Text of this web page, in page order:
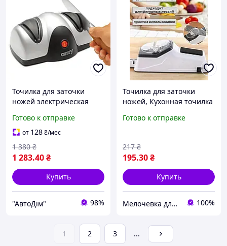
Точилка для заточки
ножей электрическая
Готово к отправке
от 128₴/мес
1 283.40₴
1 380 ₴
Купить
"АвтоДім" 98%
Точилка для заточки
ножей, Кухонная точилка
(USB, 4В1), OLN
Готово к отправке
195.30₴
217 ₴
Купить
Мелочевка для быта 100%
1 2 3 ...